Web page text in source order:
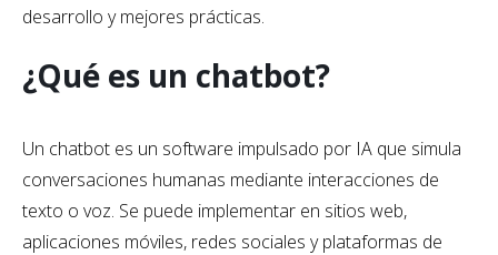
desarrollo y mejores prácticas.
¿Qué es un chatbot?
Un chatbot es un software impulsado por IA que simula
conversaciones humanas mediante interacciones de
texto o voz. Se puede implementar en sitios web,
aplicaciones móviles, redes sociales y plataformas de